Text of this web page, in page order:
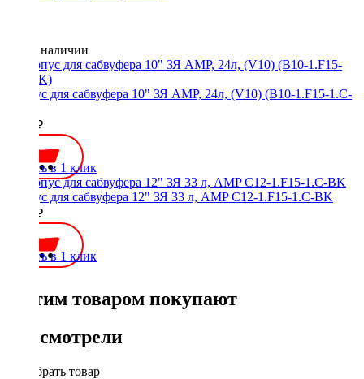
Нет в наличии
Корпус для сабвуфера 10" ЗЯ AMP, 24л, (V10) (B10-1.F15-1.C-
4000 ₽
Купить в 1 клик
Корпус для сабвуфера 12" ЗЯ 33 л, AMP C12-1.F15-1.C-BK
5000 ₽
Купить в 1 клик
С этим товаром покупают
Вы смотрели
Подобрать товар